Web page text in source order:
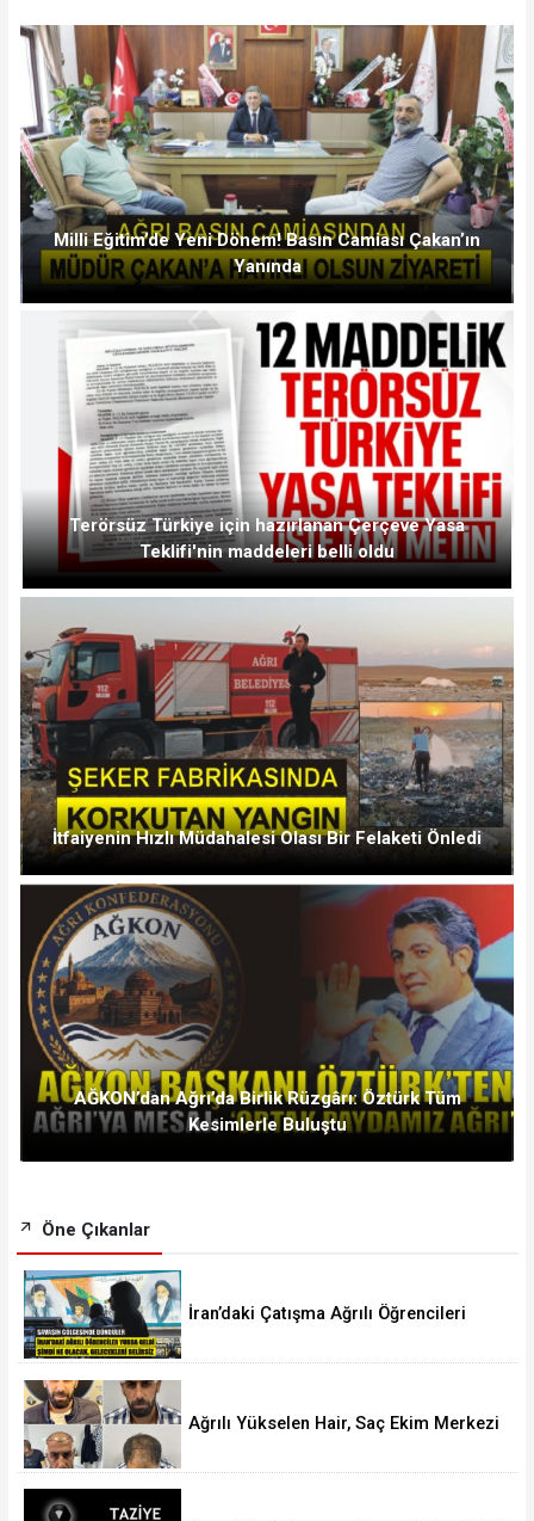
Milli Eğitim’de Yeni Dönem! Basın Camiası Çakan’ın
Yanında
Terörsüz Türkiye için hazırlanan Çerçeve Yasa
Teklifi'nin maddeleri belli oldu
İtfaiyenin Hızlı Müdahalesi Olası Bir Felaketi Önledi
AĞKON’dan Ağrı’da Birlik Rüzgârı: Öztürk Tüm
Kesimlerle Buluştu
Öne Çıkanlar
İran’daki Çatışma Ağrılı Öğrencileri
Ağrılı Yükselen Hair, Saç Ekim Merkezi